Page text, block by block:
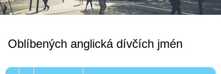
Oblíbených anglická dívčích jmén